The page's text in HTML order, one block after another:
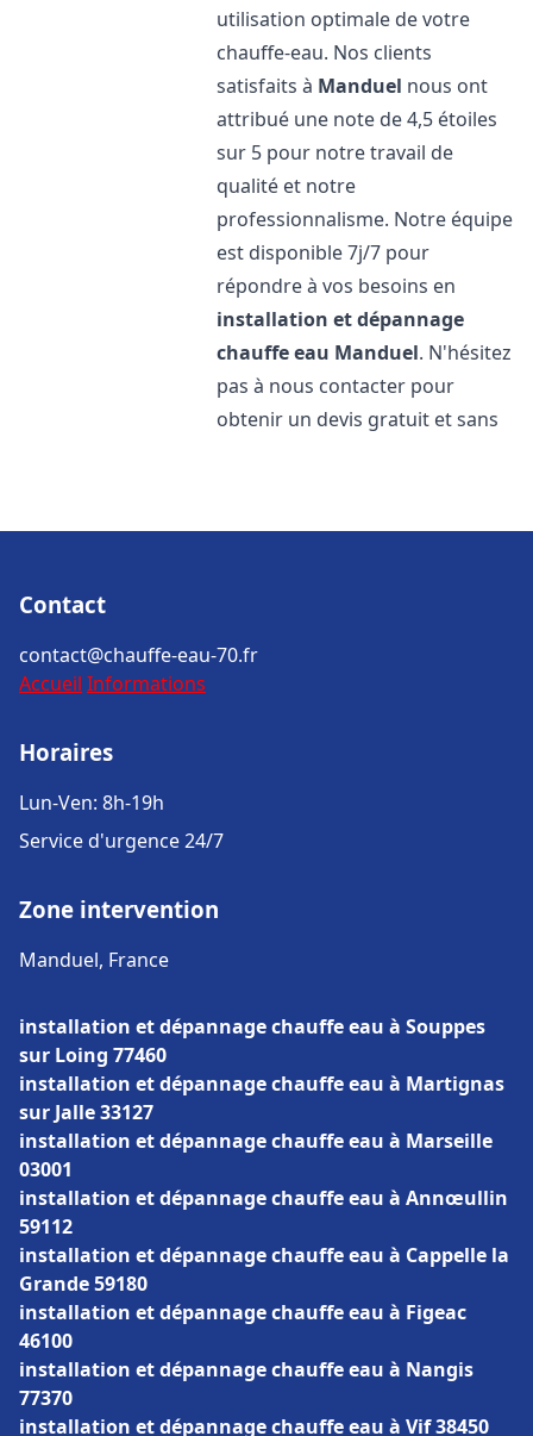
utilisation optimale de votre
chauffe-eau. Nos clients
satisfaits à Manduel nous ont
attribué une note de 4,5 étoiles
sur 5 pour notre travail de
qualité et notre
professionnalisme. Notre équipe
est disponible 7j/7 pour
répondre à vos besoins en
installation et dépannage
chauffe eau Manduel. N'hésitez
pas à nous contacter pour
obtenir un devis gratuit et sans
Contact
contact@chauffe-eau-70.fr
Accueil Informations
Horaires
Lun-Ven: 8h-19h
Service d'urgence 24/7
Zone intervention
Manduel, France
installation et dépannage chauffe eau à Souppes
sur Loing 77460
installation et dépannage chauffe eau à Martignas
sur Jalle 33127
installation et dépannage chauffe eau à Marseille
03001
installation et dépannage chauffe eau à Annœullin
59112
installation et dépannage chauffe eau à Cappelle la
Grande 59180
installation et dépannage chauffe eau à Figeac
46100
installation et dépannage chauffe eau à Nangis
77370
installation et dépannage chauffe eau à Vif 38450